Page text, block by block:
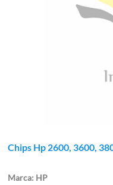
Chips Hp 2600, 3600,
HP